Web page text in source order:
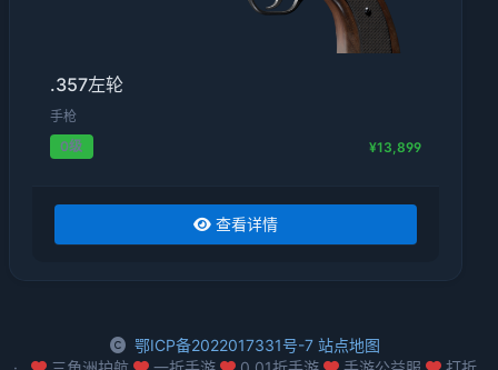
.357左轮
手枪
0级
¥13,899
查看详情
鄂ICP备2022017331号-7 站点地图